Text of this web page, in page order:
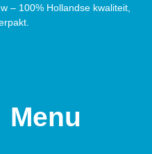
– 100% Hollandse kwaliteit,
Menu